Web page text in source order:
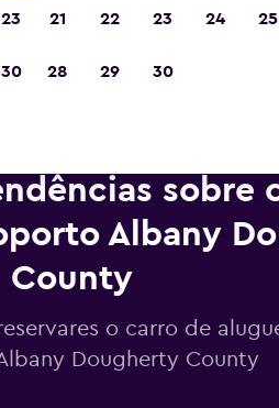
sobre
Albany
County
o carro de
Dougherty County
23
30
21 22 23 24 25
28 29 30